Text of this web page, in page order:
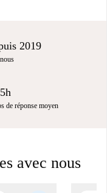
2019
de réponse moyen
avec nous